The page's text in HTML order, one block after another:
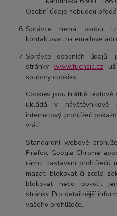
Osobní údaje nebudou
Správce nemá osobu
kontaktovat na emailové
Správce osobních údajů,
stránkywww.fuchsie.cz
soubory cookies.
Cookies jsou krátké
ukládá v návštěvníkově
internetový prohlížeč
vrátí.
Standardní webové
Firefox, Google Chrome
rámci nastavení prohlížečů
mazat, blokovat či zcela
blokovat nebo povolit
stránky. Pro detailnější
vašeho prohlížeče.